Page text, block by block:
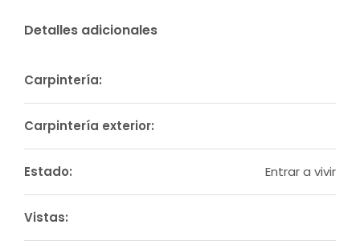
Detalles adicionales
Carpintería:
Carpintería exterior:
Estado: Entrar a vivir
Vistas: